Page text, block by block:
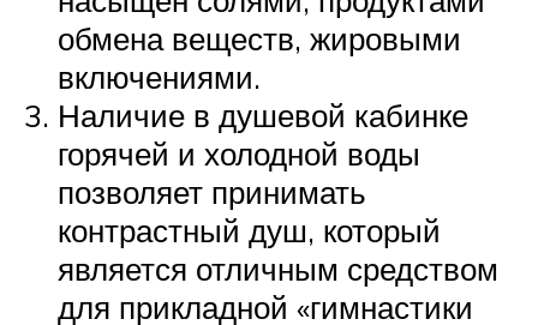
обмена веществ, жировыми
включениями.
Наличие в душевой кабинке
горячей и холодной воды
позволяет принимать
контрастный душ, который
является отличным средством
для прикладной «гимнастики